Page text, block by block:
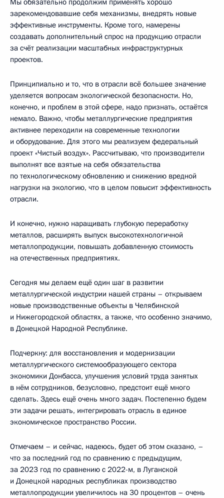
зарекомендовавшие себя механизмы, внедрять новые
эффективные инструменты. Кроме того, намерены
создавать дополнительный спрос на продукцию отрасли
за счёт реализации масштабных инфраструктурных
проектов.
Принципиально и то, что в отрасли всё большее значение
уделяется вопросам экологической безопасности. Но,
конечно, и проблем в этой сфере, надо признать, остаётся
немало. Важно, чтобы металлургические предприятия
активнее переходили на современные технологии
и оборудование. Для этого мы реализуем федеральный
проект «Чистый воздух». Рассчитываю, что производители
выполнят все взятые на себя обязательства
по технологическому обновлению и снижению вредной
нагрузки на экологию, что в целом повысит эффективность
отрасли.
И конечно, нужно наращивать глубокую переработку
металлов, расширять выпуск высокотехнологичной
металлопродукции, повышать добавленную стоимость
на отечественных предприятиях.
Сегодня мы делаем ещё один шаг в развитии
металлургической индустрии нашей страны – открываем
новые производственные объекты в Челябинской
и Нижегородской областях, а также, что особенно значимо,
в Донецкой Народной Республике.
Подчеркну: для восстановления и модернизации
металлургического системообразующего сектора
экономики Донбасса, улучшения условий труда занятых
в нём сотрудников, безусловно, предстоит ещё много
сделать. Здесь ещё очень много задач. Постепенно будем
эти задачи решать, интегрировать отрасль в единое
экономическое пространство России.
Отмечаем – и сейчас, надеюсь, будет об этом сказано, –
что за последний год по сравнению с предыдущим,
за 2023 год по сравнению с 2022-м, в Луганской
и Донецкой народных республиках производство
металлопродукции увеличилось на 30 процентов – очень